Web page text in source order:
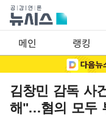
메인 랭킹
김창민 감독 사
해"…혐의 모두